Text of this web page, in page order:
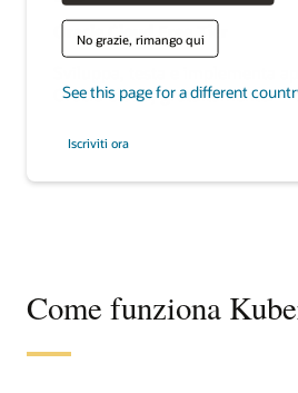
No grazie, rimango qui
See this page for a different
Oracle Cloud Free Tier
Oracle Cloud, gratuitamente.
Iscriviti ora
Come funziona